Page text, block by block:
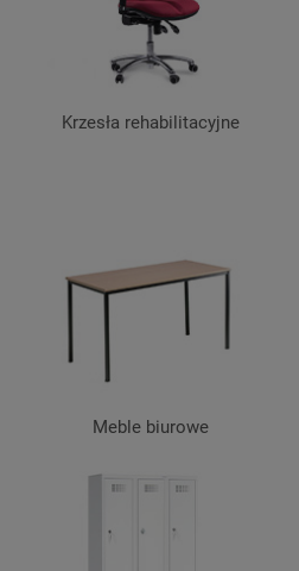
Krzesła rehabilitacyjne
Meble biurowe